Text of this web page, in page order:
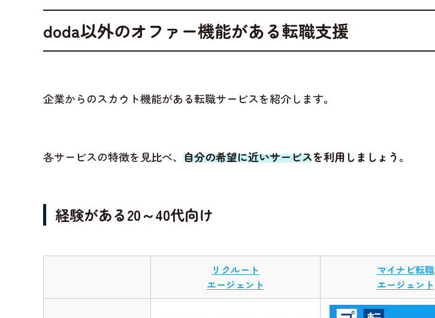
doda以外のオファー機能がある転職支援
企業からのスカウト機能がある転職サービスを紹介します。
各サービスの特徴を見比べ、 自分の希望に近いサービスを利用しましょう。
経験がある20～40代向け
リクルート
エージェント
マイナビ転職
エージェント